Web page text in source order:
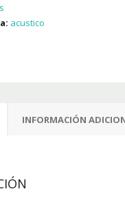
acustico
INFORMACIÓN